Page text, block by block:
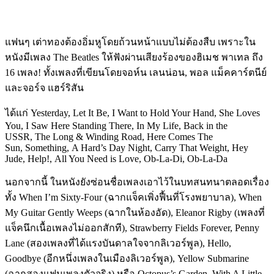
แฟนๆ เต่าทองต้องอิ่มหูโดยถ้วนหน้าแบบไม่ต้องสืบ เพราะใน
หนังมีเพลง The Beatles ให้ฟังผ่านเสียงร้องของฮิเมช พาเทล ถึง
16 เพลง! ทั้งเพลงที่เขียนโดยจอห์น เลนน่อน, พอล แม็คคาร์ตนีย์
และจอร์จ แฮร์ริสัน
ได้แก่ Yesterday, Let It Be, I Want to Hold Your Hand, She Loves
You, I Saw Here Standing There, In My Life, Back in the
USSR, The Long & Winding Road, Here Comes The
Sun, Something, A Hard’s Day Night, Carry That Weight, Hey
Jude, Help!, All You Need is Love, Ob-La-Di, Ob-La-Da
นอกจากนี้ ในหนังยังซ่อนชื่อเพลงเอาไว้ในบทสนทนาตลอดเรื่อง
ทั้ง When I’m Sixty-Four (ฉากแจ็คเพิ่งฟื้นที่โรงพยาบาล), When
My Guitar Gently Weeps (ฉากในห้องอัด), Eleanor Rigby (เพลงที่
แจ็คนึกเนื้อเพลงไม่ออกสักที), Strawberry Fields Forever, Penny
Lane (สองเพลงที่ได้แรงบันดาลใจจากลิเวอร์พูล), Hello,
Goodbye (อีกหนึ่งเพลงในเมืองลิเวอร์พูล), Yellow Submarine